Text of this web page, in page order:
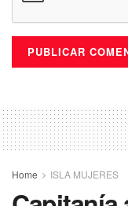
Home ISLA MUJERES